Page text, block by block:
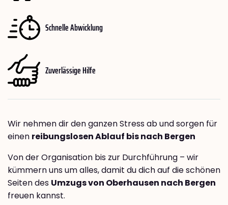
Schnelle Abwicklung
Zuverlässige Hilfe
Wir nehmen dir den ganzen Stress ab und sorgen für
einen reibungslosen Ablauf bis nach Bergen
Von der Organisation bis zur Durchführung – wir
kümmern uns um alles, damit du dich auf die schönen
Seiten des Umzugs von Oberhausen nach Bergen
freuen kannst.